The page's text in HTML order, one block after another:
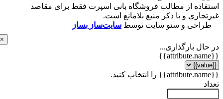
از مطالب فروشگاه بانی اسپرت فقط برای مقاصد
و با ذکر منبع بلامانع است.
و سئو سایت توسطسایت‌ساز بساز
بارگذاری...